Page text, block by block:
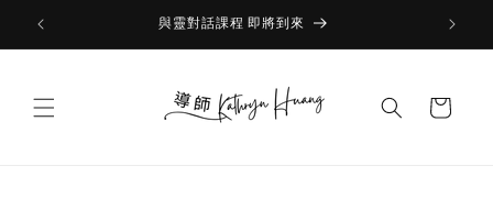
Skip to
content
與靈對話課程 即將到來
Cart